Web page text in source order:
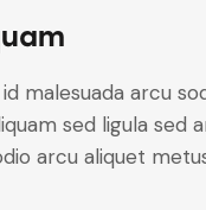
malesuada arcu
sed ligula sed
arcu aliquet